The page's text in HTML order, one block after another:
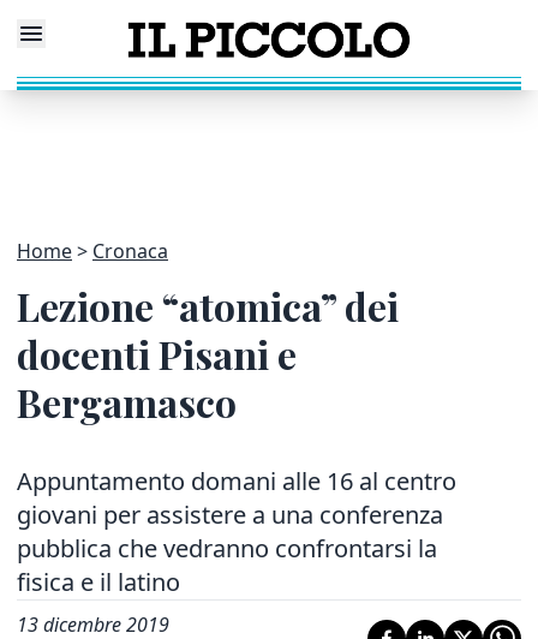
Home Cronaca
Lezione “atomica” dei
docenti Pisani e
Bergamasco
Appuntamento domani alle 16 al centro
giovani per assistere a una conferenza
pubblica che vedranno confrontarsi la
fisica e il latino
13 dicembre 2019